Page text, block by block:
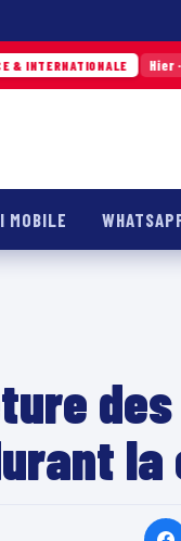
Hier · 13h46
MOBILE